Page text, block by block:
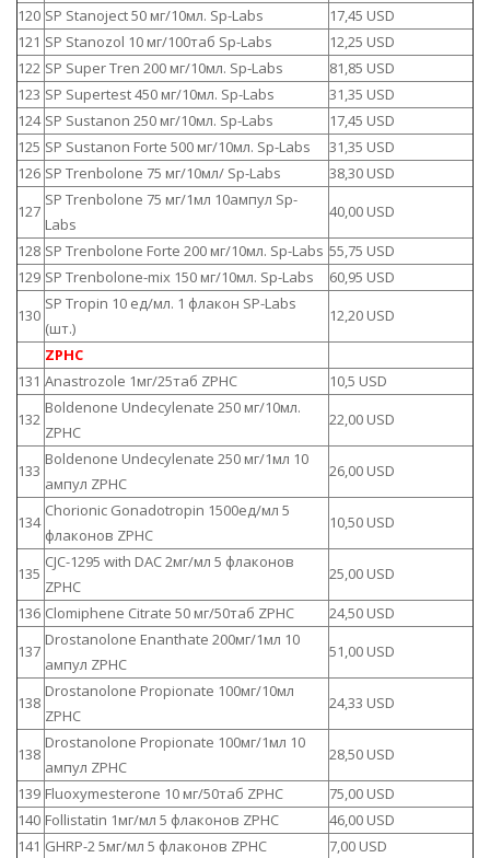
120 SP Stanoject 50 мг/10мл. Sp-Labs
17,45 USD
121 SP Stanozol 10 мг/100таб Sp-Labs
12,25 USD
122 SP Super Tren 200 мг/10мл. Sp-Labs
81,85 USD
123 SP Supertest 450 мг/10мл. Sp-Labs
31,35 USD
124 SP Sustanon 250 мг/10мл. Sp-Labs
17,45 USD
125 SP Sustanon Forte 500 мг/10мл. Sp-Labs
31,35 USD
126 SP Trenbolone 75 мг/10мл/ Sp-Labs
38,30 USD
127
SP Trenbolone 75 мг/1мл 10ампул Sp-
Labs
40,00 USD
128 SP Trenbolone Forte 200 мг/10мл. Sp-Labs 55,75 USD
129 SP Trenbolone-mix 150 мг/10мл. Sp-Labs
60,95 USD
130
SP Tropin 10 ед/мл. 1 флакон SP-Labs
(шт.)
12,20 USD
ZPHC
131 Anastrozole 1мг/25таб ZPHC
10,5 USD
132
Boldenone Undecylenate 250 мг/10мл.
ZPHC
22,00 USD
133
Boldenone Undecylenate 250 мг/1мл 10
ампул ZPHC
26,00 USD
134
Chorionic Gonadotropin 1500ед/мл 5
флаконов ZPHC
10,50 USD
135
CJC-1295 with DAC 2мг/мл 5 флаконов
ZPHC
25,00 USD
136 Clomiphene Citrate 50 мг/50таб ZPHC
24,50 USD
137
Drostanolone Enanthate 200мг/1мл 10
ампул ZPHC
51,00 USD
138
Drostanolone Propionate 100мг/10мл
ZPHC
24,33 USD
138
Drostanolone Propionate 100мг/1мл 10
ампул ZPHC
28,50 USD
139 Fluoxymesterone 10 мг/50таб ZPHC
75,00 USD
140 Follistatin 1мг/мл 5 флаконов ZPHC
46,00 USD
141 GHRP-2 5мг/мл 5 флаконов ZPHC
7,00 USD